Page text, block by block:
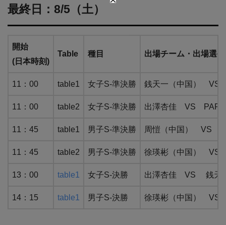
最終日：8/5（土）
開始
(日本時刻)
Table 種目 出場チーム・出場選手
11：00 table1 女子S-準決勝 銭天一（中国） VS
11：00 table2 女子S-準決勝 出澤杏佳 VS
11：45 table1 男子S-準決勝 周愷（中国） VS
11：45 table2 男子S-準決勝 徐瑛彬（中国） VS
13：00 table1 女子S-決勝 出澤杏佳 VS 銭天
14：15 table1 男子S-決勝 徐瑛彬（中国） VS